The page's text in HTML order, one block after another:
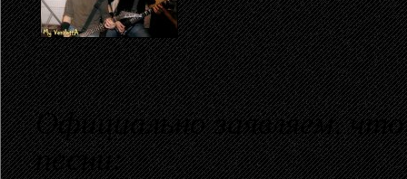
Официально заявляем,
песни: